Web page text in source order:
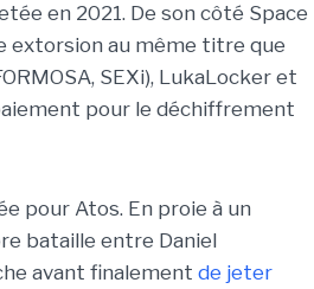
en 2021. De son côté Space
extorsion au même titre que
SEXi), LukaLocker et
pour le déchiffrement
pour Atos. En proie à un
bataille entre Daniel
avant finalement de jeter